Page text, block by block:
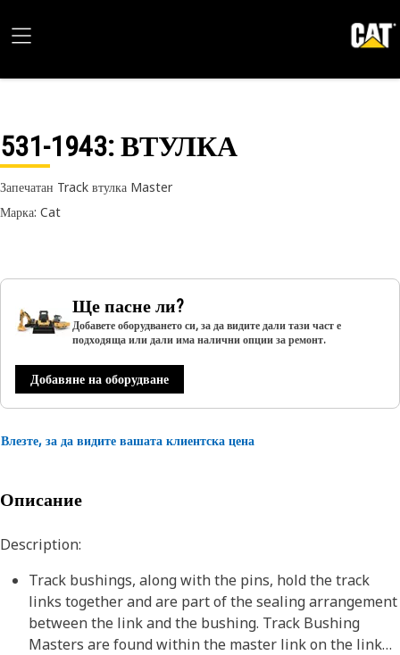
531-1943: ВТУЛКА
Запечатан Track втулка Master
Марка: Cat
Ще пасне ли?
Добавете оборудването си, за да видите дали тази част е
подходяща или дали има налични опции за ремонт.
Добавяне на оборудване
Влезте, за да видите вашата клиентска цена
Описание
Description:
Track bushings, along with the pins, hold the track
links together and are part of the sealing arrangement
between the link and the bushing. Track Bushing
Masters are found within the master link on the link